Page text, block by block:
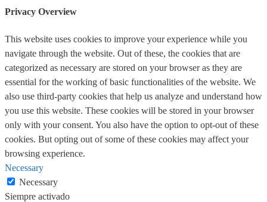
Privacy Overview
This website uses cookies to improve your experience while you
navigate through the website. Out of these, the cookies that are
categorized as necessary are stored on your browser as they are
essential for the working of basic functionalities of the website. We
also use third-party cookies that help us analyze and understand how
you use this website. These cookies will be stored in your browser
only with your consent. You also have the option to opt-out of these
cookies. But opting out of some of these cookies may affect your
browsing experience.
Necessary
Necessary
Siempre activado